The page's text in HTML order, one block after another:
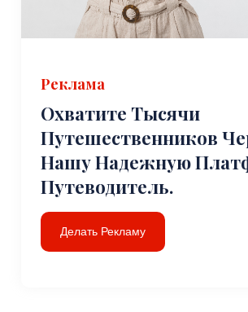
Реклама
Охватите Тысячи
Путешественников
Нашу Надежную
Путеводитель.
Делать Рекламу